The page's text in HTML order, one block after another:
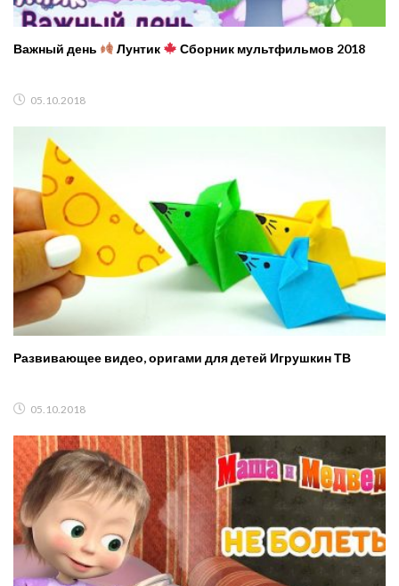
Важный день Лунтик Сборник мультфильмов 2018
05.10.2018
Развивающее видео, оригами для детей Игрушкин ТВ
05.10.2018